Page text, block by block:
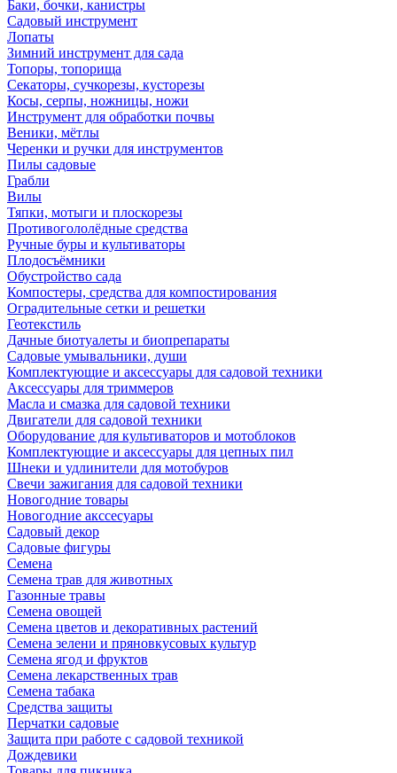
Баки, бочки, канистры
Садовый инструмент
Лопаты
Зимний инструмент для сада
Топоры, топорища
Секаторы, сучкорезы, кусторезы
Косы, серпы, ножницы, ножи
Инструмент для обработки почвы
Веники, мётлы
Черенки и ручки для инструментов
Пилы садовые
Грабли
Вилы
Тяпки, мотыги и плоскорезы
Противогололёдные средства
Ручные буры и культиваторы
Плодосъёмники
Обустройство сада
Компостеры, средства для компостирования
Оградительные сетки и решетки
Геотекстиль
Дачные биотуалеты и биопрепараты
Садовые умывальники, души
Комплектующие и аксессуары для садовой техники
Аксессуары для триммеров
Масла и смазка для садовой техники
Двигатели для садовой техники
Оборудование для культиваторов и мотоблоков
Комплектующие и аксессуары для цепных пил
Шнеки и удлинители для мотобуров
Свечи зажигания для садовой техники
Новогодние товары
Новогодние акссесуары
Садовый декор
Садовые фигуры
Семена
Семена трав для животных
Газонные травы
Семена овощей
Семена цветов и декоративных растений
Семена зелени и пряновкусовых культур
Семена ягод и фруктов
Семена лекарственных трав
Семена табака
Средства защиты
Перчатки садовые
Защита при работе с садовой техникой
Дождевики